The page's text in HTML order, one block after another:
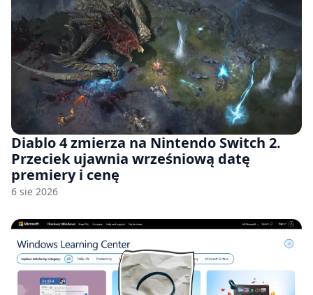
Diablo 4 zmierza na Nintendo Switch 2.
Przeciek ujawnia wrześniową datę
premiery i cenę
6 sie 2026